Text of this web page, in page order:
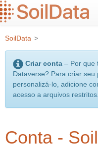
Ir
para
conteúdo
principal
SoilData >
Criar conta – Por que
Dataverse? Para criar seu
personalizá-lo, adicione
acesso a arquivos restritos.
Conta -